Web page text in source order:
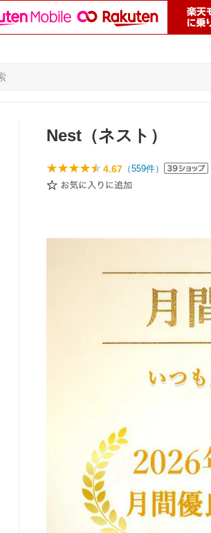
Nest（ネスト）
4.67 （559件）